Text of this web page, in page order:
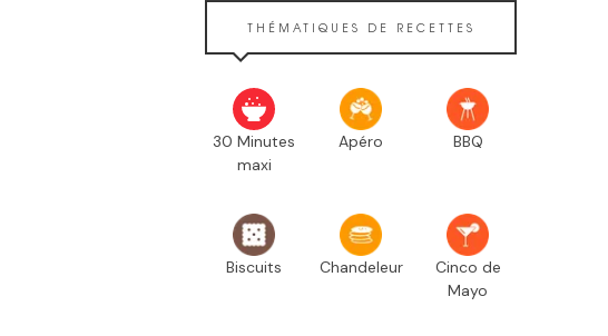
THÉMATIQUES DE RECETTES
30 Minutes
maxi
Apéro BBQ
Biscuits Chandeleur
Cinco de
Mayo